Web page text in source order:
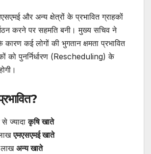
और अन्य क्षेत्रों के प्रभावित ग्राहकों
करने पर सहमति बनी। मुख्य सचिव ने
कई लोगों की भुगतान क्षमता प्रभावित
को पुनर्निर्धारण (Rescheduling) के
ज्यादाकृषि खाते
एमएसएमई खाते
अन्य खाते